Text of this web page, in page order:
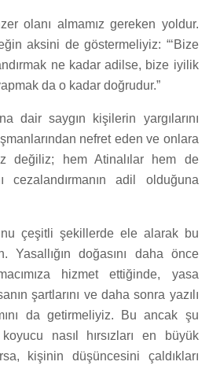
olanı almamız gereken yoldur.
aksini de göstermeliyiz: “‘Bize
ne kadar adilse, bize iyilik
da o kadar doğrudur.”
dair saygın kişilerin yargılarını
nefret eden ve onlara
değiliz; hem Atinalılar hem de
cezalandırmanın adil olduğuna
çeşitli şekillerde ele alarak bu
Yasallığın doğasını daha önce
hizmet ettiğinde, yasa
şartlarını ve daha sonra yazılı
da getirmeliyiz. Bu ancak şu
nasıl hırsızları en büyük
kişinin düşüncesini çaldıkları